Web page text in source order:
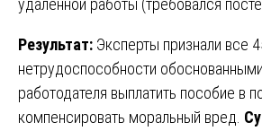
удаленной работы (требовался
Результат: Эксперты признали все
нетрудоспособности
работодателя выплатить пособие в
компенсировать моральный вред.